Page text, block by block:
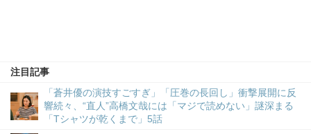
注目記事
「蒼井優の演技すごすぎ」「圧巻の長回し」衝撃展開に反
響続々、“直人”高橋文哉には「マジで読めない」謎深まる
「Tシャツが乾くまで」5話